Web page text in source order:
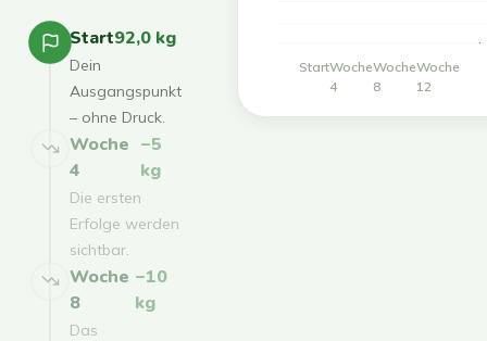
Start92,0 kg
Dein
Ausgangspunkt
– ohne Druck.
Woche
4
−5
kg
Die ersten
Erfolge werden
sichtbar.
Woche
8
−10
kg
Das
StartWoche
4
Woche
8
Woche
12